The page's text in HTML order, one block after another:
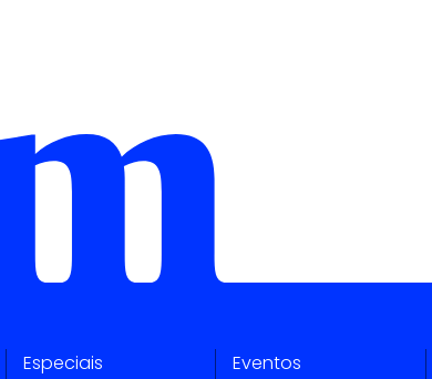
Especiais Eventos